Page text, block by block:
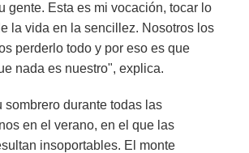
gente. Esta es mi vocación, tocar lo
la vida en la sencillez. Nosotros los
perderlo todo y por eso es que
nada es nuestro", explica.
sombrero durante todas las
en el verano, en el que las
insoportables. El monte